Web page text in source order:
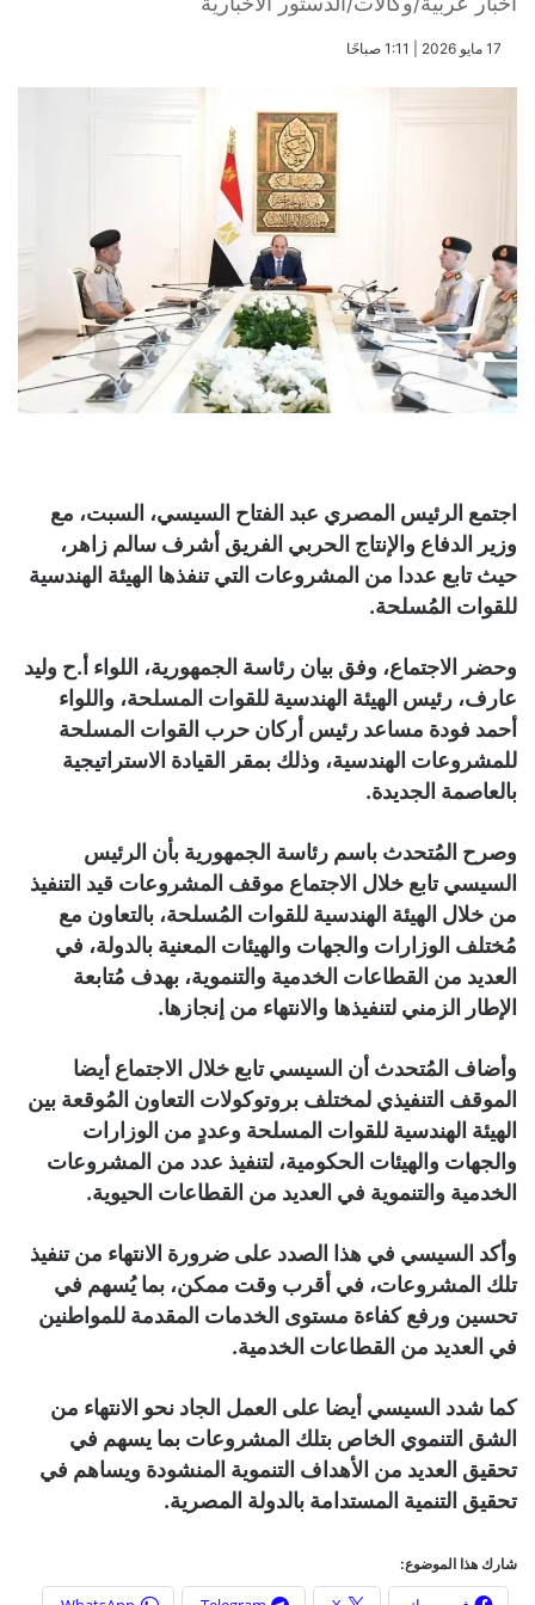
​17 مايو 2026 | 1:11 صباحًا
اجتمع الرئيس المصري عبد الفتاح السيسي، السبت، مع
وزير الدفاع والإنتاج الحربي الفريق أشرف سالم زاهر،
حيث تابع عددا من المشروعات التي تنفذها الهيئة الهندسية
للقوات المُسلحة.
وحضر الاجتماع، وفق بيان رئاسة الجمهورية، اللواء أ.ح وليد
عارف، رئيس الهيئة الهندسية للقوات المسلحة، واللواء
أحمد فودة مساعد رئيس أركان حرب القوات المسلحة
للمشروعات الهندسية، وذلك بمقر القيادة الاستراتيجية
بالعاصمة الجديدة.
وصرح المُتحدث باسم رئاسة الجمهورية بأن الرئيس
السيسي تابع خلال الاجتماع موقف المشروعات قيد التنفيذ
من خلال الهيئة الهندسية للقوات المُسلحة، بالتعاون مع
مُختلف الوزارات والجهات والهيئات المعنية بالدولة، في
العديد من القطاعات الخدمية والتنموية، بهدف مُتابعة
الإطار الزمني لتنفيذها والانتهاء من إنجازها.
وأضاف المُتحدث أن السيسي تابع خلال الاجتماع أيضا
الموقف التنفيذي لمختلف بروتوكولات التعاون المُوقعة بين
الهيئة الهندسية للقوات المسلحة وعددٍ من الوزارات
والجهات والهيئات الحكومية، لتنفيذ عدد من المشروعات
الخدمية والتنموية في العديد من القطاعات الحيوية.
وأكد السيسي في هذا الصدد على ضرورة الانتهاء من تنفيذ
تلك المشروعات، في أقرب وقت ممكن، بما يُسهم في
تحسين ورفع كفاءة مستوى الخدمات المقدمة للمواطنين
في العديد من القطاعات الخدمية.
كما شدد السيسي أيضا على العمل الجاد نحو الانتهاء من
الشق التنموي الخاص بتلك المشروعات بما يسهم في
تحقيق العديد من الأهداف التنموية المنشودة ويساهم في
تحقيق التنمية المستدامة بالدولة المصرية.
شارك هذا الموضوع: